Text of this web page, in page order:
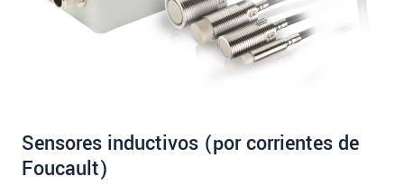
Sensores inductivos (por corrientes de
Foucault)